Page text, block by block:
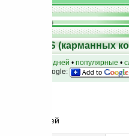
25
Palm OS (карманных
за 7 дней • популярные •
на Google:
словарей